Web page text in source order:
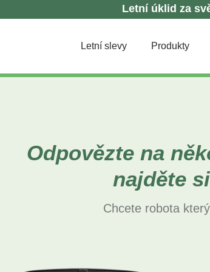
Letní úklid za
Letní slevy Produkty
Odpovězte na
najděte
Chcete robota